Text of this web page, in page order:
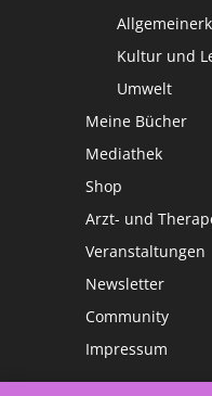
Kultur und
Umwelt
Meine Bücher
Mediathek
Shop
Arzt- und
Veranstaltungen
Newsletter
Community
Impressum